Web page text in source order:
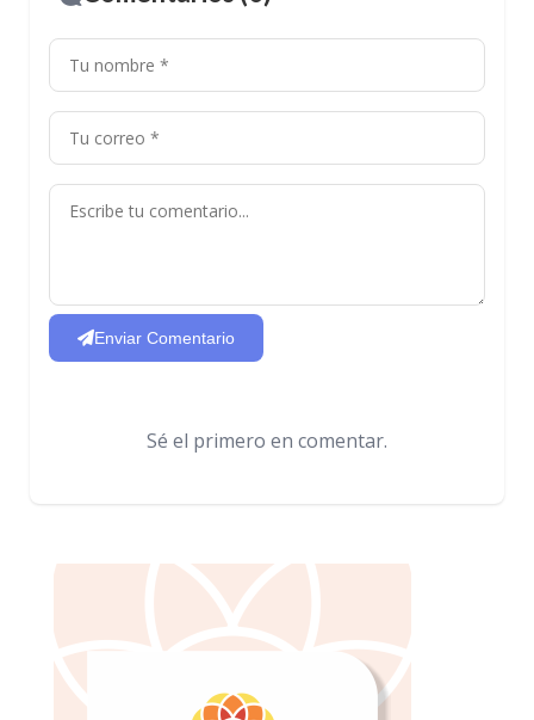
Enviar Comentario
Sé el primero en comentar.